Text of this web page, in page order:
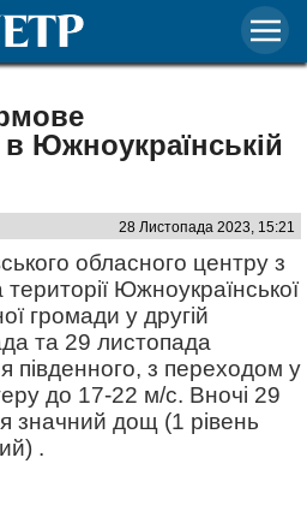
Южноукраїнській
28 Листопада 2023, 15:21
обласного центру з
території Южноукраїнської
громади у другій
та 29 листопада
південного, з переходом у
до 17-22 м/с. Вночі 29
значний дощ (1 рівень
.